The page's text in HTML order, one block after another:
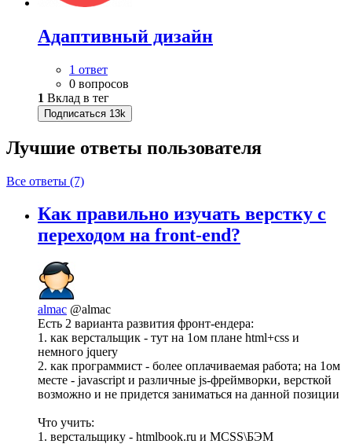
Адаптивный дизайн
1 ответ
0 вопросов
1 Вклад в тег
Подписаться 13k
Лучшие ответы пользователя
Все ответы (7)
Как правильно изучать верстку c
переходом на front-end?
almac @almac
Есть 2 варианта развития фронт-ендера:
1. как верстальщик - тут на 1ом плане html+css и
немного jquery
2. как программист - более оплачиваемая работа; на 1ом
месте - javascript и различные js-фреймворки, версткой
возможно и не придется заниматься на данной позиции
Что учить:
1. верстальщику - htmlbook.ru и MCSS\БЭМ